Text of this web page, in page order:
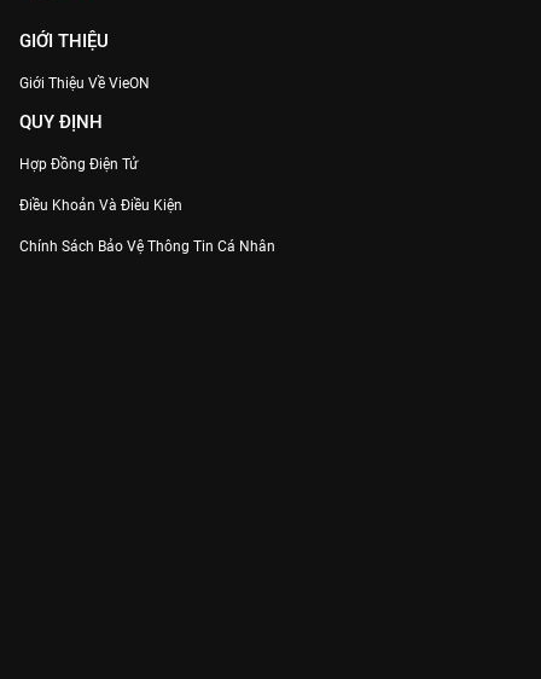
GIỚI THIỆU
Giới Thiệu Về VieON
QUY ĐỊNH
Hợp Đồng Điện Tử
Điều Khoản Và Điều Kiện
Chính Sách Bảo Vệ Thông Tin Cá Nhân